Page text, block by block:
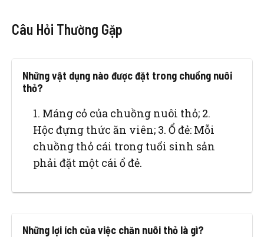
Câu Hỏi Thường Gặp
Những vật dụng nào được đặt trong chuồng nuôi
thỏ?
1. Máng cỏ của chuồng nuôi thỏ; 2.
Hộc đựng thức ăn viên; 3. Ổ đẻ: Mỗi
chuồng thỏ cái trong tuổi sinh sản
phải đặt một cái ổ đẻ.
Những lợi ích của việc chăn nuôi thỏ là gì?